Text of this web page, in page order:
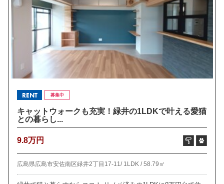
RENT 募集中
キャットウォークも充実！緑井の1LDKで叶える愛猫
との暮らし...
9.8万円
広島県広島市安佐南区緑井2丁目17-11/ 1LDK /58.79㎡